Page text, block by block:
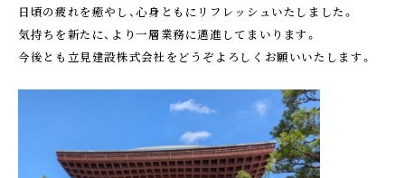
日頃の疲れを癒やし、心身ともにリフレッシュいたしました。
気持ちを新たに、より一層業務に邁進してまいります。
今後とも立見建設株式会社をどうぞよろしくお願いいたします。